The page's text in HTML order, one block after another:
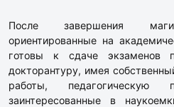
После завершения
ориентированные на
готовы к сдаче экзаменов
докторантуру, имея
работы, педагогическую
заинтересованные в